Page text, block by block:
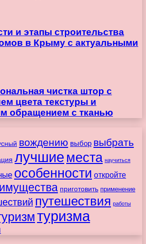
и этапы строительства
в Крыму с актуальными
чистка штор с
цвета текстуры и
обращением с тканью
вождению выбор выбрать
лучшиеместа научиться
особенности откройте
приготовить применение
путешествия работы
туризма